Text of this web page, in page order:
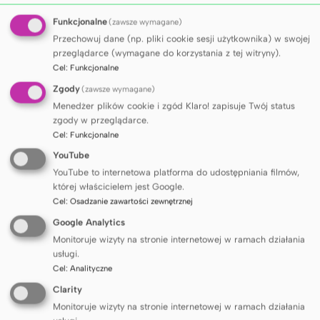
cywilizacyjnych (cukrzyca, choroby układu
krążenia, choroby nowotworowe etc.) jak też
każdej innej jednostki chorobowej.
analiz polegających na śledzeniu
poszczególnych szlaków metabolicznych tzw.
metabolic profiling
analiz polegających na oznaczaniu produktów
rozkładu ksenobiotyków
analiz polegających na poszukiwaniu nowych
produktów biotransformacji związków
analiz polegających na identyfikacji
zanieczyszczeń oraz pochodnych nowo
syntezowanych związków
analiz celowanych wyselekcjonowanych
związków np. analizy kwasów tłuszczowych
opracowywanie nowych metod opartych na
Funkcjonalne(zawsze wymagane)
Przechowuj dane (np. pliki cookie sesji użytkownika) w swojej
przeglądarce (wymagane do korzystania z tej witryny).
Cel: Funkcjonalne
Zgody(zawsze wymagane)
Menedżer plików cookie i zgód Klaro! zapisuje Twój status
zgody w przeglądarce.
Cel: Funkcjonalne
YouTube
YouTube to internetowa platforma do udostępniania filmów,
której właścicielem jest Google.
Cel: Osadzanie zawartości zewnętrznej
Google Analytics
Monitoruje wizyty na stronie internetowej w ramach działania
usługi.
Cel: Analityczne
Clarity
Monitoruje wizyty na stronie internetowej w ramach działania